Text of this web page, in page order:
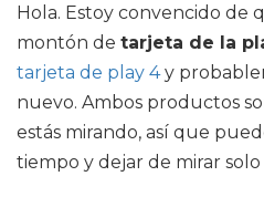
Hola. Estoy convencido de
montón de tarjeta de la
tarjeta de play 4y
nuevo. Ambos productos
estás mirando, así que
tiempo y dejar de mirar